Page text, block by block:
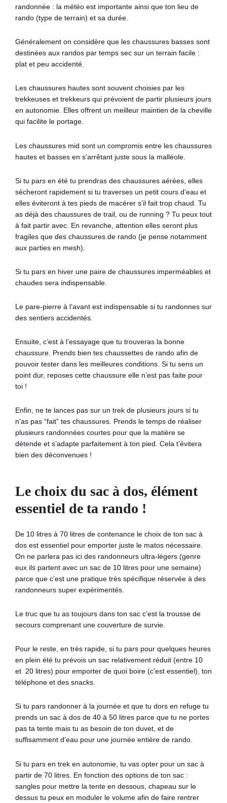
randonnée : la météo est importante ainsi que ton lieu de
rando (type de terrain) et sa durée.
Généralement on considère que les chaussures basses sont
destinées aux randos par temps sec sur un terrain facile :
plat et peu accidenté.
Les chaussures hautes sont souvent choisies par les
trekkeuses et trekkeurs qui prévoient de partir plusieurs jours
en autonomie. Elles offrent un meilleur maintien de la cheville
qui facilite le portage.
Les chaussures mid sont un compromis entre les chaussures
hautes et basses en s’arrêtant juste sous la malléole.
Si tu pars en été tu prendras des chaussures aérées, elles
sécheront rapidement si tu traverses un petit cours d’eau et
elles éviteront à tes pieds de macérer s’il fait trop chaud. Tu
as déjà des chaussures de trail, ou de running ? Tu peux tout
à fait partir avec. En revanche, attention elles seront plus
fragiles que des chaussures de rando (je pense notamment
aux parties en mesh).
Si tu pars en hiver une paire de chaussures imperméables et
chaudes sera indispensable.
Le pare-pierre à l’avant est indispensable si tu randonnes sur
des sentiers accidentés.
Ensuite, c’est à l’essayage que tu trouveras la bonne
chaussure. Prends bien tes chaussettes de rando afin de
pouvoir tester dans les meilleures conditions. Si tu sens un
point dur, reposes cette chaussure elle n’est pas faite pour
toi !
Enfin, ne te lances pas sur un trek de plusieurs jours si tu
n’as pas “fait” tes chaussures. Prends le temps de réaliser
plusieurs randonnées courtes pour que la matière se
détende et s’adapte parfaitement à ton pied. Cela t’évitera
bien des déconvenues !
Le choix du sac à dos, élément
essentiel de ta rando !
De 10 litres à 70 litres de contenance le choix de ton sac à
dos est essentiel pour emporter juste le matos nécessaire.
On ne parlera pas ici des randonneurs ultra-légers (genre
eux ils partent avec un sac de 10 litres pour une semaine)
parce que c’est une pratique très spécifique réservée à des
randonneurs super expérimentés.
Le truc que tu as toujours dans ton sac c’est la trousse de
secours comprenant une couverture de survie.
Pour le reste, en très rapide, si tu pars pour quelques heures
en plein été tu prévois un sac relativement réduit (entre 10
et 20 litres) pour emporter de quoi boire (c’est essentiel), ton
téléphone et des snacks.
Si tu pars randonner à la journée et que tu dors en refuge tu
prends un sac à dos de 40 à 50 litres parce que tu ne portes
pas ta tente mais tu as besoin de ton duvet, et de
suffisamment d’eau pour une journée entière de rando.
Si tu pars en trek en autonomie, tu vas opter pour un sac à
partir de 70 litres. En fonction des options de ton sac :
sangles pour mettre la tente en dessous, chapeau sur le
dessus tu peux en moduler le volume afin de faire rentrer